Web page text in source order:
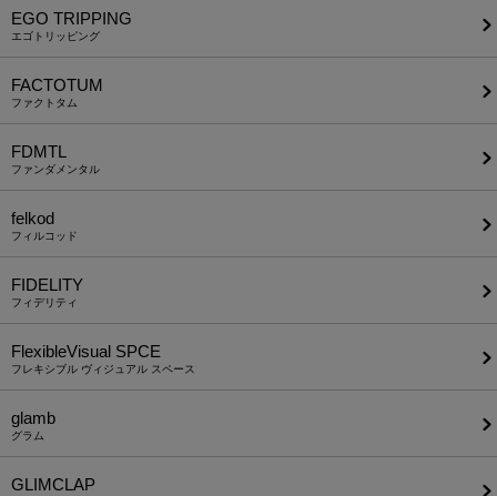
EGO TRIPPING
エゴトリッピング
FACTOTUM
ファクトタム
FDMTL
ファンダメンタル
felkod
フィルコッド
FIDELITY
フィデリティ
FlexibleVisual SPCE
フレキシブル ヴィジュアル スペース
glamb
グラム
GLIMCLAP